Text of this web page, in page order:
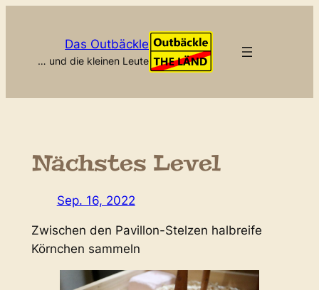
Das Outbäckle
… und die kleinen Leute
Nächstes Level
Sep. 16, 2022
Zwischen den Pavillon-Stelzen halbreife
Körnchen sammeln